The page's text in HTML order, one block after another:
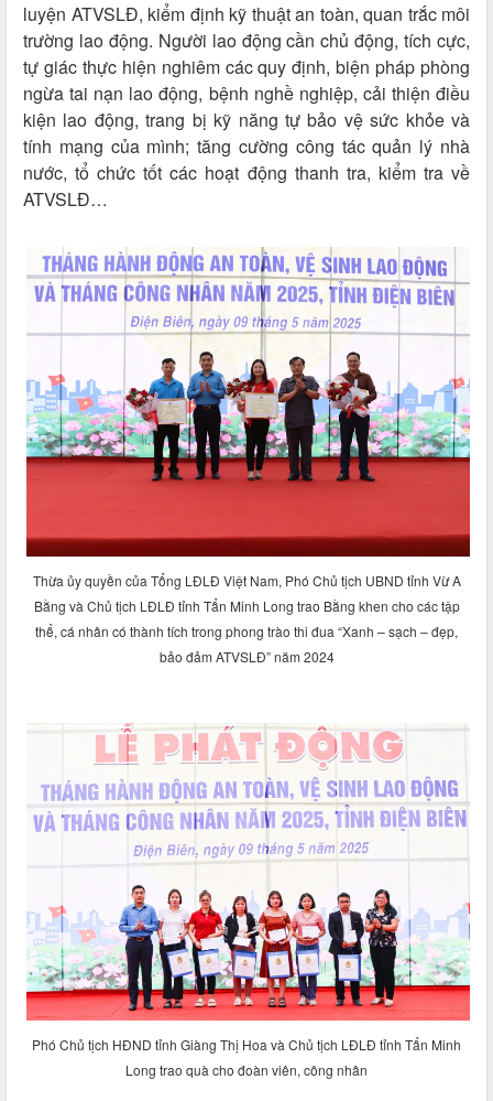
luyện ATVSLĐ, kiểm định kỹ thuật an toàn, quan trắc môi
trường lao động. Người lao động cần chủ động, tích cực,
tự giác thực hiện nghiêm các quy định, biện pháp phòng
ngừa tai nạn lao động, bệnh nghề nghiệp, cải thiện điều
kiện lao động, trang bị kỹ năng tự bảo vệ sức khỏe và
tính mạng của mình; tăng cường công tác quản lý nhà
nước, tổ chức tốt các hoạt động thanh tra, kiểm tra về
ATVSLĐ…
Thừa ủy quyền của Tổng LĐLĐ Việt Nam, Phó Chủ tịch UBND tỉnh Vừ A
Bằng và Chủ tịch LĐLĐ tỉnh Tẩn Minh Long trao Bằng khen cho các tập
thể, cá nhân có thành tích trong phong trào thi đua “Xanh – sạch – đẹp,
bảo đảm ATVSLĐ” năm 2024
Phó Chủ tịch HĐND tỉnh Giàng Thị Hoa và Chủ tịch LĐLĐ tỉnh Tẩn Minh
Long trao quà cho đoàn viên, công nhân